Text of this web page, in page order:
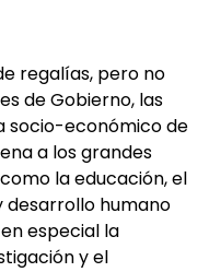
regalías, pero no
de Gobierno, las
socio-económico de
a los grandes
la educación, el
humano
especial la
y el